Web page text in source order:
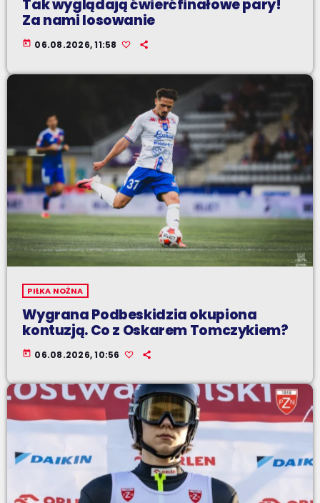
Tak wyglądają ćwierćfinałowe pary!
Za nami losowanie
today 06.08.2026, 11:58
PIŁKA NOŻNA
Wygrana Podbeskidzia okupiona
kontuzją. Co z Oskarem Tomczykiem?
today 06.08.2026, 10:56